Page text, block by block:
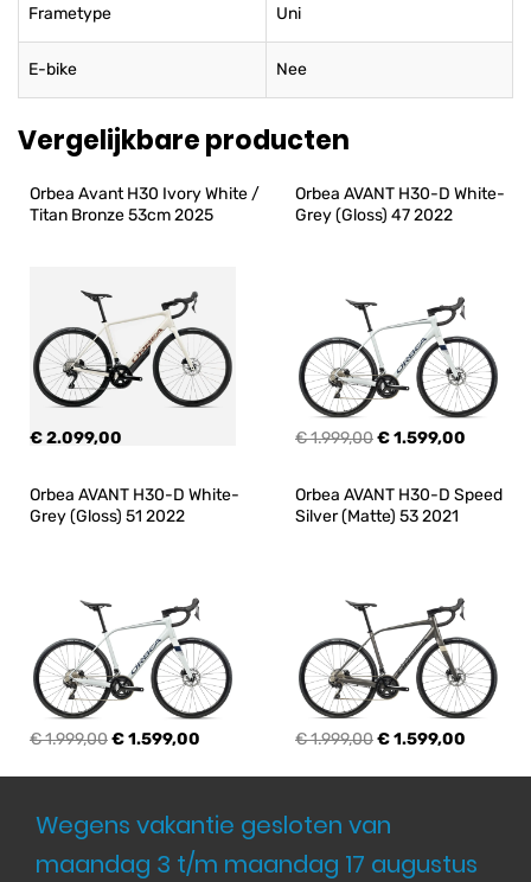
Frametype Uni
E-bike Nee
Vergelijkbare producten
Orbea Avant H30 Ivory White /
Titan Bronze 53cm 2025
€ 2.099,00
Orbea AVANT H30-D White-
Grey (Gloss) 47 2022
€ 1.999,00€ 1.599,00
Orbea AVANT H30-D White-
Grey (Gloss) 51 2022
€ 1.999,00€ 1.599,00
Orbea AVANT H30-D Speed
Silver (Matte) 53 2021
€ 1.999,00€ 1.599,00
Wegens vakantie gesloten van
maandag 3 t/m maandag 17 augustus